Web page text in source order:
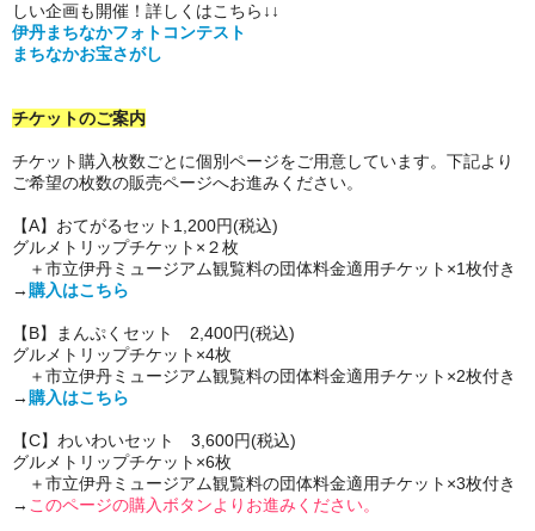
しい企画も開催！詳しくはこちら↓↓
伊丹まちなかフォトコンテスト
まちなかお宝さがし
チケットのご案内
チケット購入枚数ごとに個別ページをご用意しています。下記より
ご希望の枚数の販売ページへお進みください。
【A】おてがるセット1,200円(税込)
グルメトリップチケット×２枚
＋市立伊丹ミュージアム観覧料の団体料金適用チケット×1枚付き
→ 購入はこちら
【B】まんぷくセット 2,400円(税込)
グルメトリップチケット×4枚
＋市立伊丹ミュージアム観覧料の団体料金適用チケット×2枚付き
→ 購入はこちら
【C】わいわいセット 3,600円(税込)
グルメトリップチケット×6枚
＋市立伊丹ミュージアム観覧料の団体料金適用チケット×3枚付き
→ このページの購入ボタンよりお進みください。